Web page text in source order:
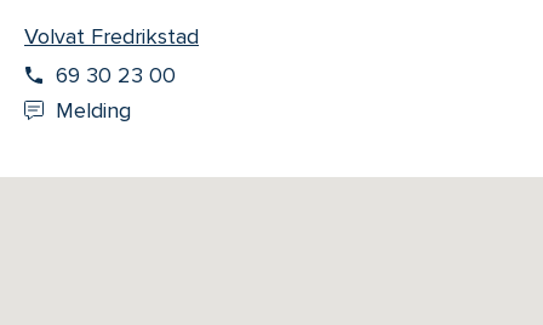
Volvat Fredrikstad
69 30 23 00
Melding